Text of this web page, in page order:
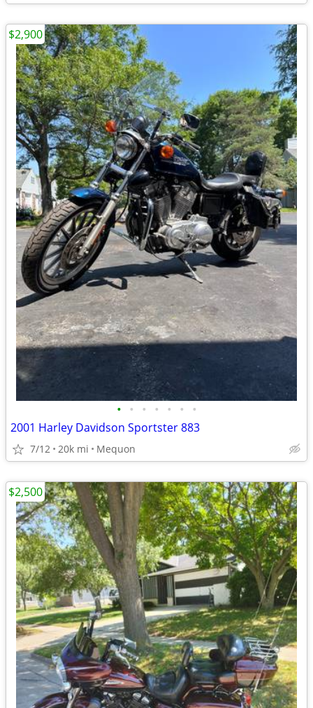
• • • • • • •
2001 Harley Davidson Sportster 883
7/12 20k mi Mequon
$2,900
$2,500